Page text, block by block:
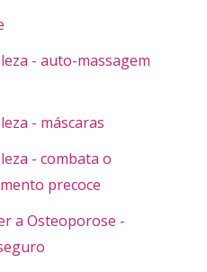
- auto-massagem
- máscaras
- combata o
precoce
a Osteoporose -